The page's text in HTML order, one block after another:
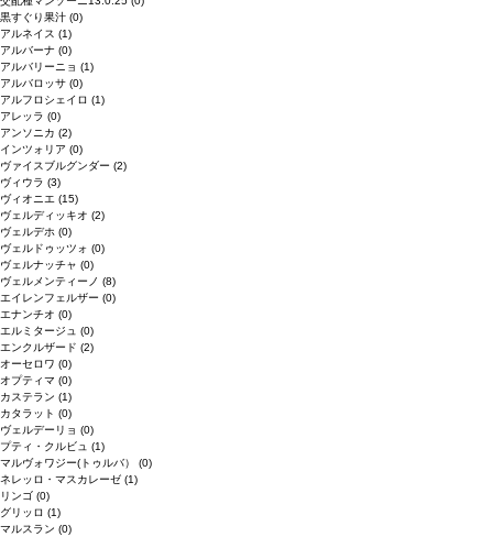
黒すぐり果汁 (0)
アルネイス (1)
アルバーナ (0)
アルバリーニョ (1)
アルバロッサ (0)
アルフロシェイロ (1)
アレッラ (0)
アンソニカ (2)
インツォリア (0)
ヴァイスブルグンダー (2)
ヴィウラ (3)
ヴィオニエ (15)
ヴェルディッキオ (2)
ヴェルデホ (0)
ヴェルドゥッツォ (0)
ヴェルナッチャ (0)
ヴェルメンティーノ (8)
エイレンフェルザー (0)
エナンチオ (0)
エルミタージュ (0)
エンクルザード (2)
オーセロワ (0)
オプティマ (0)
カステラン (1)
カタラット (0)
ヴェルデーリョ (0)
プティ・クルビュ (1)
マルヴォワジー(トゥルバ） (0)
ネレッロ・マスカレーゼ (1)
リンゴ (0)
グリッロ (1)
マルスラン (0)